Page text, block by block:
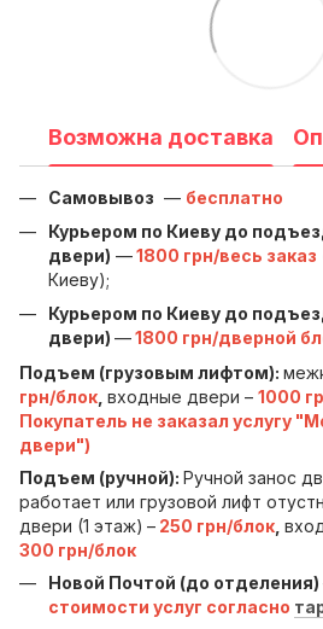
Возможна доставка
Самовывоз — бесплатно
Курьером по Киеву до
двери) —1800 грн/весь заказ
Киеву);
Курьером по Киеву до
двери) —1800 грн/дверной
Подъем (грузовым лифтом):
грн/блок входные двери – 1000
Покупатель не заказал услугу
двери")
Подъем (ручной): Ручной занос
работает или грузовой лифт
двери (1 этаж) – 250 грн/блок
300 грн/блок
Новой Почтой (до отделения)
стоимости услуг согласно